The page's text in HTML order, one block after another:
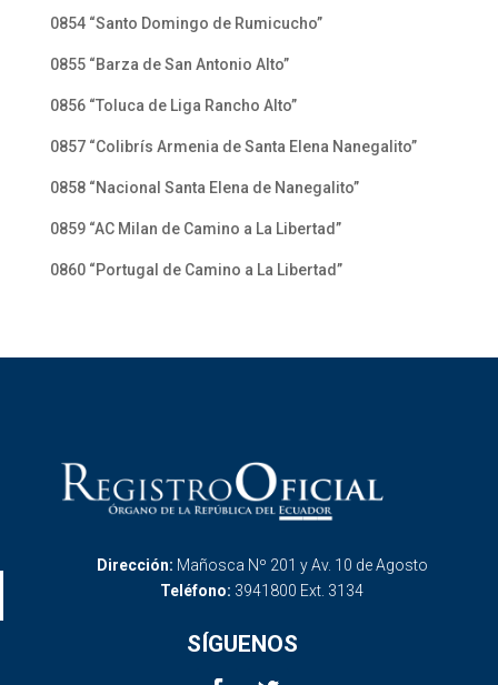
0854 “Santo Domingo de Rumicucho”
0855 “Barza de San Antonio Alto”
0856 “Toluca de Liga Rancho Alto”
0857 “Colibrís Armenia de Santa Elena Nanegalito”
0858 “Nacional Santa Elena de Nanegalito”
0859 “AC Milan de Camino a La Libertad”
0860 “Portugal de Camino a La Libertad”
Dirección: Mañosca Nº 201 y Av. 10 de Agosto
Teléfono: 3941800 Ext. 3134
SÍGUENOS